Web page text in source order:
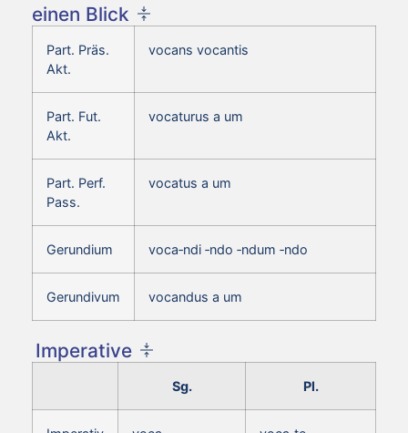
einen Blick
Part. Präs.
Akt.
vocans vocantis
Part. Fut.
Akt.
vocaturus a um
Part. Perf.
Pass.
vocatus a um
Gerundium voca‑ndi ‑ndo ‑ndum ‑ndo
Gerundivum vocandus a um
Imperative
Sg. Pl.